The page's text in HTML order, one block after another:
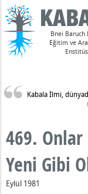
Bnei Baruch
Eğitim ve
Kabala İlmi,
469. Onlar
Yeni Gibi
Eylül 1981